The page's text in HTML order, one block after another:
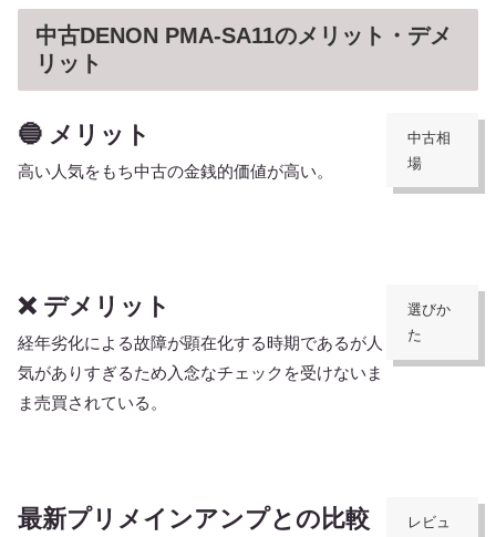
中古DENON PMA-SA11のメリット・デメ
リット
🔵 メリット
高い人気をもち中古の金銭的価値が高い。
中古相
場
❌ デメリット
経年劣化による故障が顕在化する時期であるが人
気がありすぎるため入念なチェックを受けないま
ま売買されている。
選びか
た
最新プリメインアンプとの比較
レビュ